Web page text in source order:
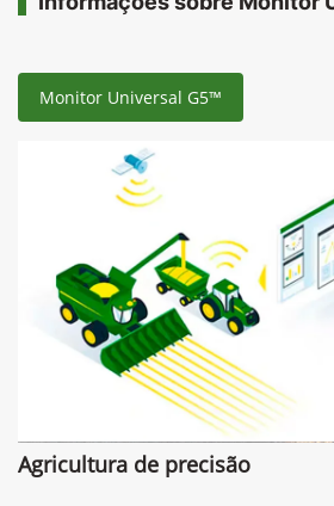
Monitor Universal G5™
Agricultura de precisão